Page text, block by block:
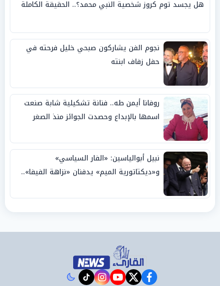
هل يجسد توم كروز شخصية النبي محمد؟.. الحقيقة الكاملة
نجوم الفن يشاركون صبحي خليل فرحته في
حفل زفاف ابنته
روفانا أيمن طه.. فنانة تشكيلية شابة صنعت
اسمها بالإبداع وحصدت الجوائز منذ الصغر
نبيل أبوالياسين: «الفار السياسي»
و«ديكتاتورية الميم» يدفنان «نزاهة الفيفا»..
facebook
twitter
youtube
instagram
tiktok